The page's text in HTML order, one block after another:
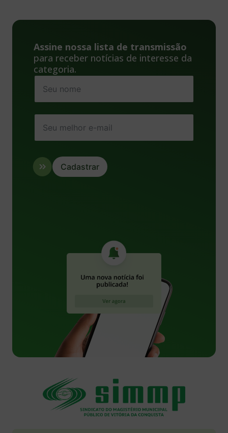
Assine nossa lista de transmissão
para receber notícias de interesse da
categoria.